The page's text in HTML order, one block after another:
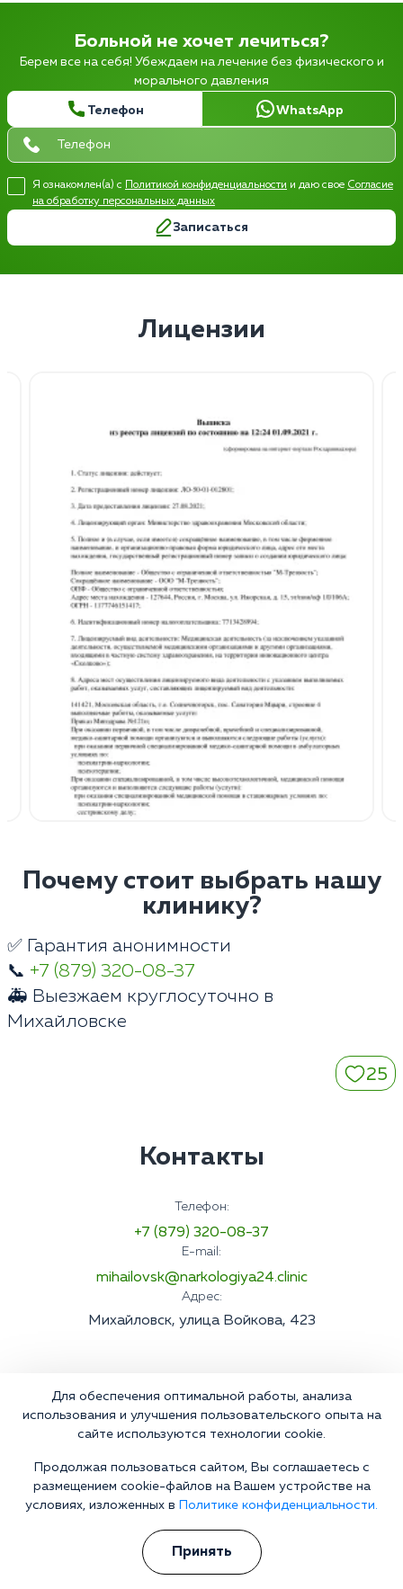
Больной не хочет лечиться?
Берем все на себя! Убеждаем на лечение без физического и
морального давления
Телефон WhatsApp
Я ознакомлен(а) с Политикой конфиденциальности и даю свое Согласие
на обработку персональных данных
Записаться
Лицензии
Почему стоит выбрать нашу
клинику?
✅ Гарантия анонимности
📞 +7 (879) 320-08-37
🚑 Выезжаем круглосуточно в
Михайловске
25
Контакты
Телефон:
+7 (879) 320-08-37
E-mail:
mihailovsk@narkologiya24.clinic
Адрес:
Михайловск, улица Войкова, 423
Для обеспечения оптимальной работы, анализа
использования и улучшения пользовательского опыта на
сайте используются технологии cookie.
Продолжая пользоваться сайтом, Вы соглашаетесь с
размещением cookie-файлов на Вашем устройстве на
условиях, изложенных в
Политике конфиденциальности.
Принять